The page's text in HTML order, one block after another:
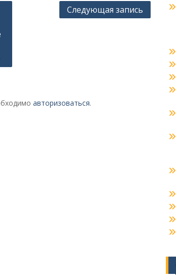
Следующая запись
авторизоваться.